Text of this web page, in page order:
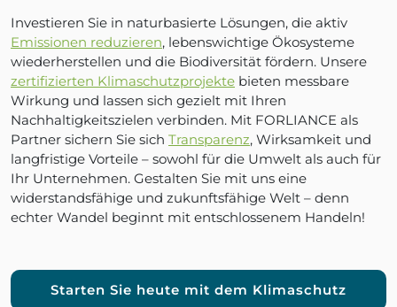
Investieren Sie in naturbasierte Lösungen, die aktiv
Emissionen reduzieren, lebenswichtige Ökosysteme
wiederherstellen und die Biodiversität fördern. Unsere
zertifizierten Klimaschutzprojekte bieten messbare
Wirkung und lassen sich gezielt mit Ihren
Nachhaltigkeitszielen verbinden. Mit FORLIANCE als
Partner sichern Sie sich Transparenz, Wirksamkeit und
langfristige Vorteile – sowohl für die Umwelt als auch für
Ihr Unternehmen. Gestalten Sie mit uns eine
widerstandsfähige und zukunftsfähige Welt – denn
echter Wandel beginnt mit entschlossenem Handeln!
Starten Sie heute mit dem Klimaschutz